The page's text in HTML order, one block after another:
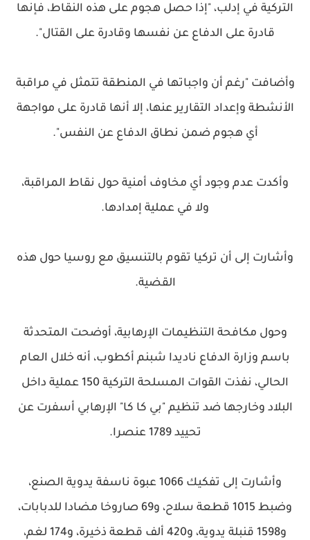
التركية في إدلب، "إذا حصل هجوم على هذه النقاط، فإنها
قادرة على الدفاع عن نفسها وقادرة على القتال".
وأضافت "رغم أن واجباتها في المنطقة تتمثل في مراقبة
الأنشطة وإعداد التقارير عنها، إلا أنها قادرة على مواجهة
أي هجوم ضمن نطاق الدفاع عن النفس".
وأكدت عدم وجود أي مخاوف أمنية حول نقاط المراقبة،
ولا في عملية إمدادها.
وأشارت إلى أن تركيا تقوم بالتنسيق مع روسيا حول هذه
القضية.
وحول مكافحة التنظيمات الإرهابية، أوضحت المتحدثة
باسم وزارة الدفاع ناديدا شبنم أكطوب، أنه خلال العام
الحالي، نفذت القوات المسلحة التركية 150 عملية داخل
البلاد وخارجها ضد تنظيم "بي كا كا" الإرهابي أسفرت عن
تحييد 1789 عنصرا.
وأشارت إلى تفكيك 1066 عبوة ناسفة يدوية الصنع،
وضبط 1015 قطعة سلاح، و69 صاروخا مضادا للدبابات،
و1598 قنبلة يدوية، و420 ألف قطعة ذخيرة، و174 لغم،